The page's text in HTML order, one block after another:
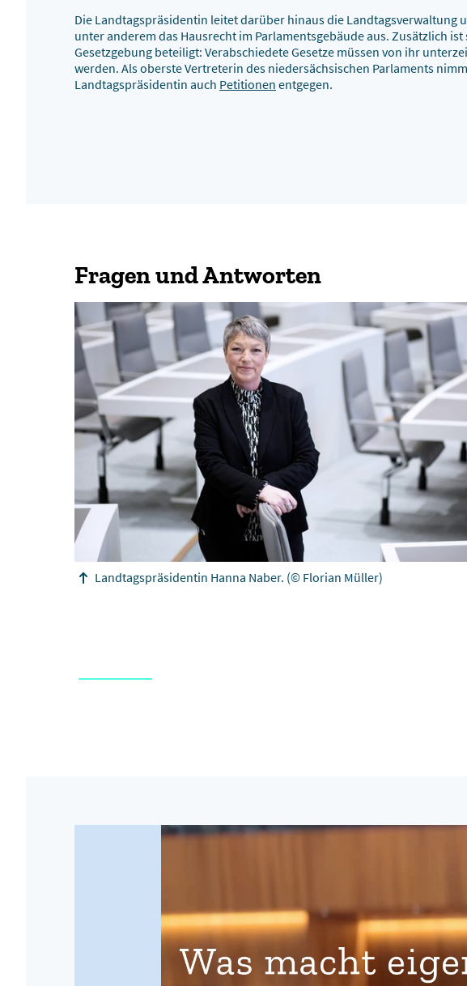
Die Landtagspräsidentin leitet darüber hinaus die Landtagsverwaltung
unter anderem das Hausrecht im Parlamentsgebäude aus. Zusätzlich ist
Gesetzgebung beteiligt: Verabschiedete Gesetze müssen von ihr
werden. Als oberste Vertreterin des niedersächsischen Parlaments
Landtagspräsidentin auch Petitionen entgegen.
Fragen und Antworten
Landtagspräsidentin Hanna Naber. (© Florian Müller)